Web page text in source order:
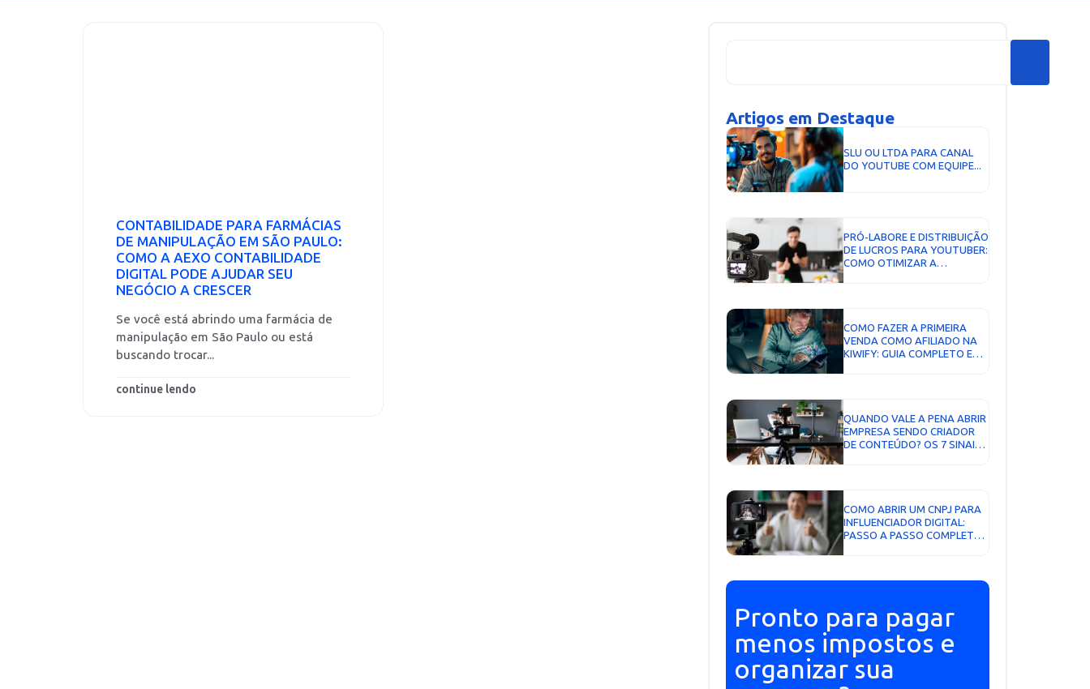
CONTABILIDADE PARA FARMÁCIAS
DE MANIPULAÇÃO EM SÃO PAULO:
COMO A AEXO CONTABILIDADE
DIGITAL PODE AJUDAR SEU
NEGÓCIO A CRESCER
Se você está abrindo uma farmácia de
manipulação em São Paulo ou está
buscando trocar...
continue lendo
Artigos em Destaque
SLU OU LTDA PARA CANAL
DO YOUTUBE COM EQUIPE...
PRÓ-LABORE E DISTRIBUIÇÃO
DE LUCROS PARA YOUTUBER:
COMO OTIMIZAR A
REMUNERAÇÃO...
COMO FAZER A PRIMEIRA
VENDA COMO AFILIADO NA
KIWIFY: GUIA COMPLETO E
QUANDO VALE A PENA ABRIR
EMPRESA SENDO CRIADOR
DE CONTEÚDO? OS 7 SINAIS
QUE NÃO MENTEM...
COMO ABRIR UM CNPJ PARA
INFLUENCIADOR DIGITAL:
PASSO A PASSO COMPLETO
Pronto para pagar
menos impostos e
organizar sua